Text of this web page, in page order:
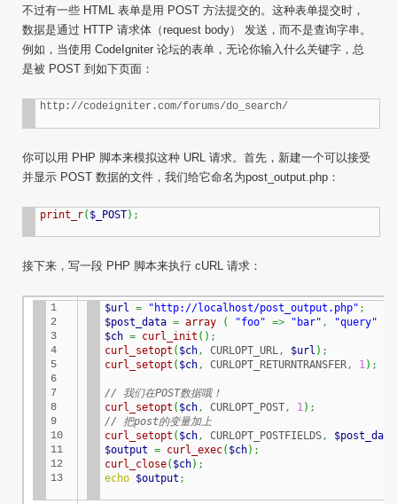
不过有一些 HTML 表单是用 POST 方法提交的。这种表单提交时，
数据是通过 HTTP 请求体（request body） 发送，而不是查询字串。
例如，当使用 CodeIgniter 论坛的表单，无论你输入什么关键字，总
是被 POST 到如下页面：
http://codeigniter.com/forums/do_search/
你可以用 PHP 脚本来模拟这种 URL 请求。首先，新建一个可以接受
并显示 POST 数据的文件，我们给它命名为post_output.php：
print_r( $_POST) ;
接下来，写一段 PHP 脚本来执行 cURL 请求：
1
2
3
4
5
6
7
8
9
10
11
12
13
$url = "http://localhost/post_output.php" ;
$post_data = array ( "foo" => "bar" , "query"
$ch = curl_init ( ) ;
curl_setopt ( $ch , CURLOPT_URL , $url ) ;
curl_setopt ( $ch , CURLOPT_RETURNTRANSFER , 1 ) ;
// 我们在POST数据哦！
curl_setopt ( $ch , CURLOPT_POST , 1 ) ;
// 把post的变量加上
curl_setopt ( $ch , CURLOPT_POSTFIELDS , $post_data
$output = curl_exec( $ch) ;
curl_close( $ch) ;
echo $output ;